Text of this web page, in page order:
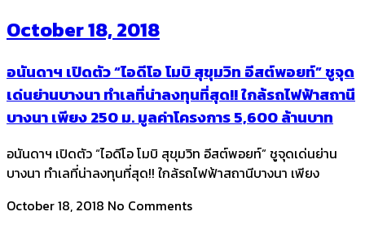
October 18, 2018
อนันดาฯ เปิดตัว “ไอดีโอ โมบิ สุขุมวิท อีสต์พอยท์” ชูจุด
เด่นย่านบางนา ทำเลที่น่าลงทุนที่สุด!! ใกล้รถไฟฟ้าสถานี
บางนา เพียง 250 ม. มูลค่าโครงการ 5,600 ล้านบาท
อนันดาฯ เปิดตัว “ไอดีโอ โมบิ สุขุมวิท อีสต์พอยท์” ชูจุดเด่นย่าน
บางนา ทำเลที่น่าลงทุนที่สุด!! ใกล้รถไฟฟ้าสถานีบางนา เพียง
October 18, 2018 No Comments